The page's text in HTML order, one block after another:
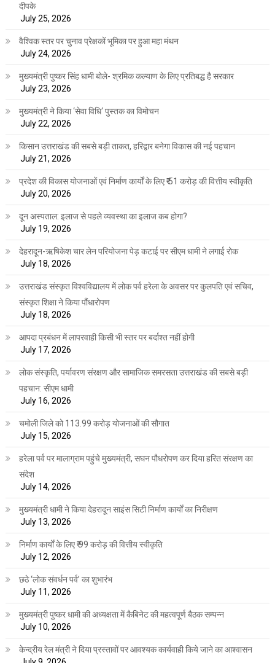
दीपके
July 25, 2026
वैश्विक स्तर पर चुनाव प्रेक्षकों भूमिका पर हुआ महा मंथन
July 24, 2026
मुख्यमंत्री पुष्कर सिंह धामी बोले- श्रमिक कल्याण के लिए प्रतिबद्ध है सरकार
July 23, 2026
मुख्यमंत्री ने किया ‘सेवा विधि‘ पुस्तक का विमोचन
July 22, 2026
किसान उत्तराखंड की सबसे बड़ी ताकत, हरिद्वार बनेगा विकास की नई पहचान
July 21, 2026
प्रदेश की विकास योजनाओं एवं निर्माण कार्यों के लिए ₹ 51 करोड़ की वित्तीय स्वीकृति
July 20, 2026
दून अस्पताल: इलाज से पहले व्यवस्था का इलाज कब होगा?
July 19, 2026
देहरादून-ऋषिकेश चार लेन परियोजना पेड़ कटाई पर सीएम धामी ने लगाई रोक
July 18, 2026
उत्तराखंड संस्कृत विश्वविद्यालय में लोक पर्व हरेला के अवसर पर कुलपति एवं सचिव,
संस्कृत शिक्षा ने किया पौंधारोपण
July 18, 2026
आपदा प्रबंधन में लापरवाही किसी भी स्तर पर बर्दाश्त नहीं होगी
July 17, 2026
लोक संस्कृति, पर्यावरण संरक्षण और सामाजिक समरसता उत्तराखंड की सबसे बड़ी
पहचान: सीएम धामी
July 16, 2026
चमोली जिले को 113.99 करोड़ योजनाओं की सौगात
July 15, 2026
हरेला पर्व पर मालाग्राम पहुंचे मुख्यमंत्री, सघन पौधरोपण कर दिया हरित संरक्षण का
संदेश
July 14, 2026
मुख्यमंत्री धामी ने किया देहरादून साइंस सिटी निर्माण कार्यों का निरीक्षण
July 13, 2026
निर्माण कार्यों के लिए ₹ 99 करोड़ की वित्तीय स्वीकृति
July 12, 2026
छठे ‘लोक संवर्धन पर्व’ का शुभारंभ
July 11, 2026
मुख्यमंत्री पुष्कर धामी की अध्यक्षता में कैबिनेट की महत्वपूर्ण बैठक सम्पन्न
July 10, 2026
केन्द्रीय रेल मंत्री ने दिया प्रस्तावों पर आवश्यक कार्यवाही किये जाने का आश्वासन